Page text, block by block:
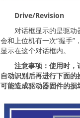
Drive/Revision
对话框显示的是驱动
会和上位机有一次“握手”
显示在这个对话框内。
注意事项：使用时，
自动识别后再进行下面
可能造成驱动器固件的损